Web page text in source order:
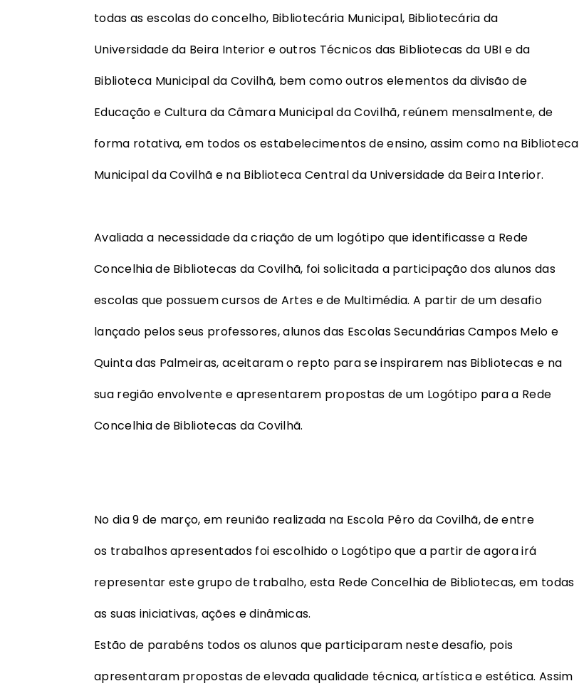
todas as escolas do concelho, Bibliotecária Municipal, Bibliotecária da
Universidade da Beira Interior e outros Técnicos das Bibliotecas da UBI e da
Biblioteca Municipal da Covilhã, bem como outros elementos da divisão de
Educação e Cultura da Câmara Municipal da Covilhã, reúnem mensalmente, de
forma rotativa, em todos os estabelecimentos de ensino, assim como na Biblioteca
Municipal da Covilhã e na Biblioteca Central da Universidade da Beira Interior.
Avaliada a necessidade da criação de um logótipo que identificasse a Rede
Concelhia de Bibliotecas da Covilhã, foi solicitada a participação dos alunos das
escolas que possuem cursos de Artes e de Multimédia. A partir de um desafio
lançado pelos seus professores, alunos das Escolas Secundárias Campos Melo e
Quinta das Palmeiras, aceitaram o repto para se inspirarem nas Bibliotecas e na
sua região envolvente e apresentarem propostas de um Logótipo para a Rede
Concelhia de Bibliotecas da Covilhã.
No dia 9 de março, em reunião realizada na Escola Pêro da Covilhã, de entre
os trabalhos apresentados foi escolhido o Logótipo que a partir de agora irá
representar este grupo de trabalho, esta Rede Concelhia de Bibliotecas, em todas
as suas iniciativas, ações e dinâmicas.
Estão de parabéns todos os alunos que participaram neste desafio, pois
apresentaram propostas de elevada qualidade técnica, artística e estética. Assim